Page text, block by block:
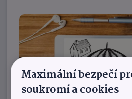
Reklama
Maximální bezpečí
soukromí a cookies